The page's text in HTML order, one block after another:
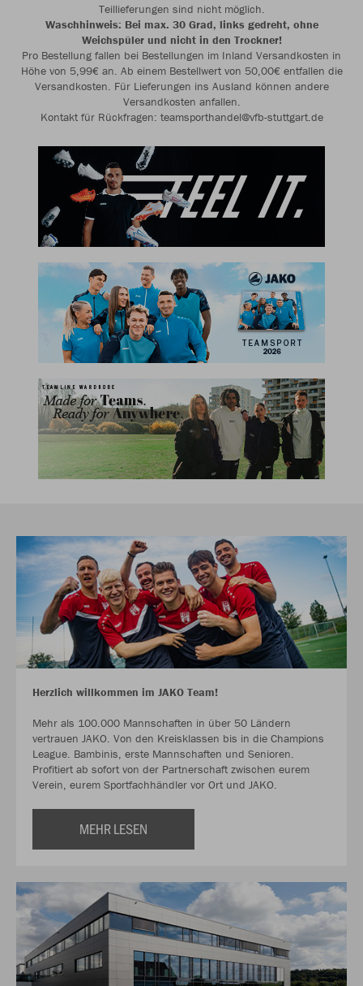
Teillieferungen sind nicht möglich.
Waschhinweis: Bei max. 30 Grad, links gedreht, ohne
Weichspüler und nicht in den Trockner!
Pro Bestellung fallen bei Bestellungen im Inland Versandkosten in
Höhe von 5,99€ an. Ab einem Bestellwert von 50,00€ entfallen die
Versandkosten. Für Lieferungen ins Ausland können andere
Versandkosten anfallen.
Kontakt für Rückfragen: teamsporthandel@vfb-stuttgart.de
Herzlich willkommen im JAKO Team!
Mehr als 100.000 Mannschaften in über 50 Ländern
vertrauen JAKO. Von den Kreisklassen bis in die Champions
League. Bambinis, erste Mannschaften und Senioren.
Profitiert ab sofort von der Partnerschaft zwischen eurem
Verein, eurem Sportfachhändler vor Ort und JAKO.
MEHR LESEN